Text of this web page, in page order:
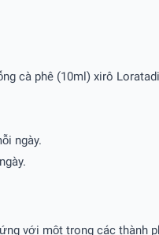
cà phê (10ml) xirô
ngày.
với một trong các thành